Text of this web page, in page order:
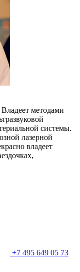
методами
системы.
лазерной
владеет
+7 495 649 05 73